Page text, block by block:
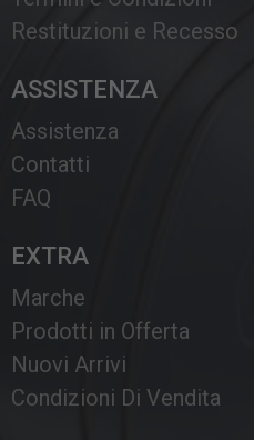
Restituzioni e Recesso
ASSISTENZA
Assistenza
Contatti
FAQ
EXTRA
Marche
Prodotti in Offerta
Nuovi Arrivi
Condizioni Di Vendita